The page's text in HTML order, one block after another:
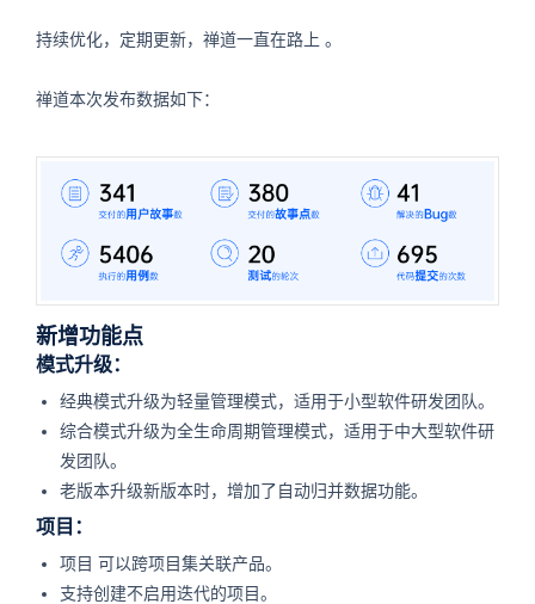
持续优化，定期更新，禅道一直在路上 。
禅道本次发布数据如下：
新增功能点
模式升级：
经典模式升级为轻量管理模式，适用于小型软件研发团队。
综合模式升级为全生命周期管理模式，适用于中大型软件研
发团队。
老版本升级新版本时，增加了自动归并数据功能。
项目：
项目 可以跨项目集关联产品。
支持创建不启用迭代的项目。